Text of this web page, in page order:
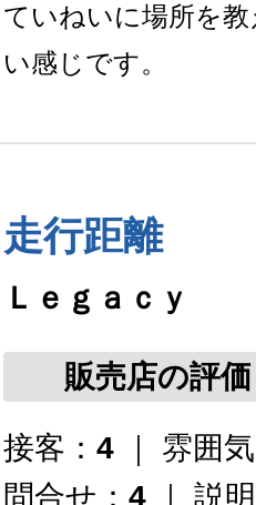
ていねいに場所を
い感じです。
走行距離
Ｌｅｇａｃｙ
販売店の評価
接客： 4 ｜ 雰囲
問合せ： 4 ｜ 説